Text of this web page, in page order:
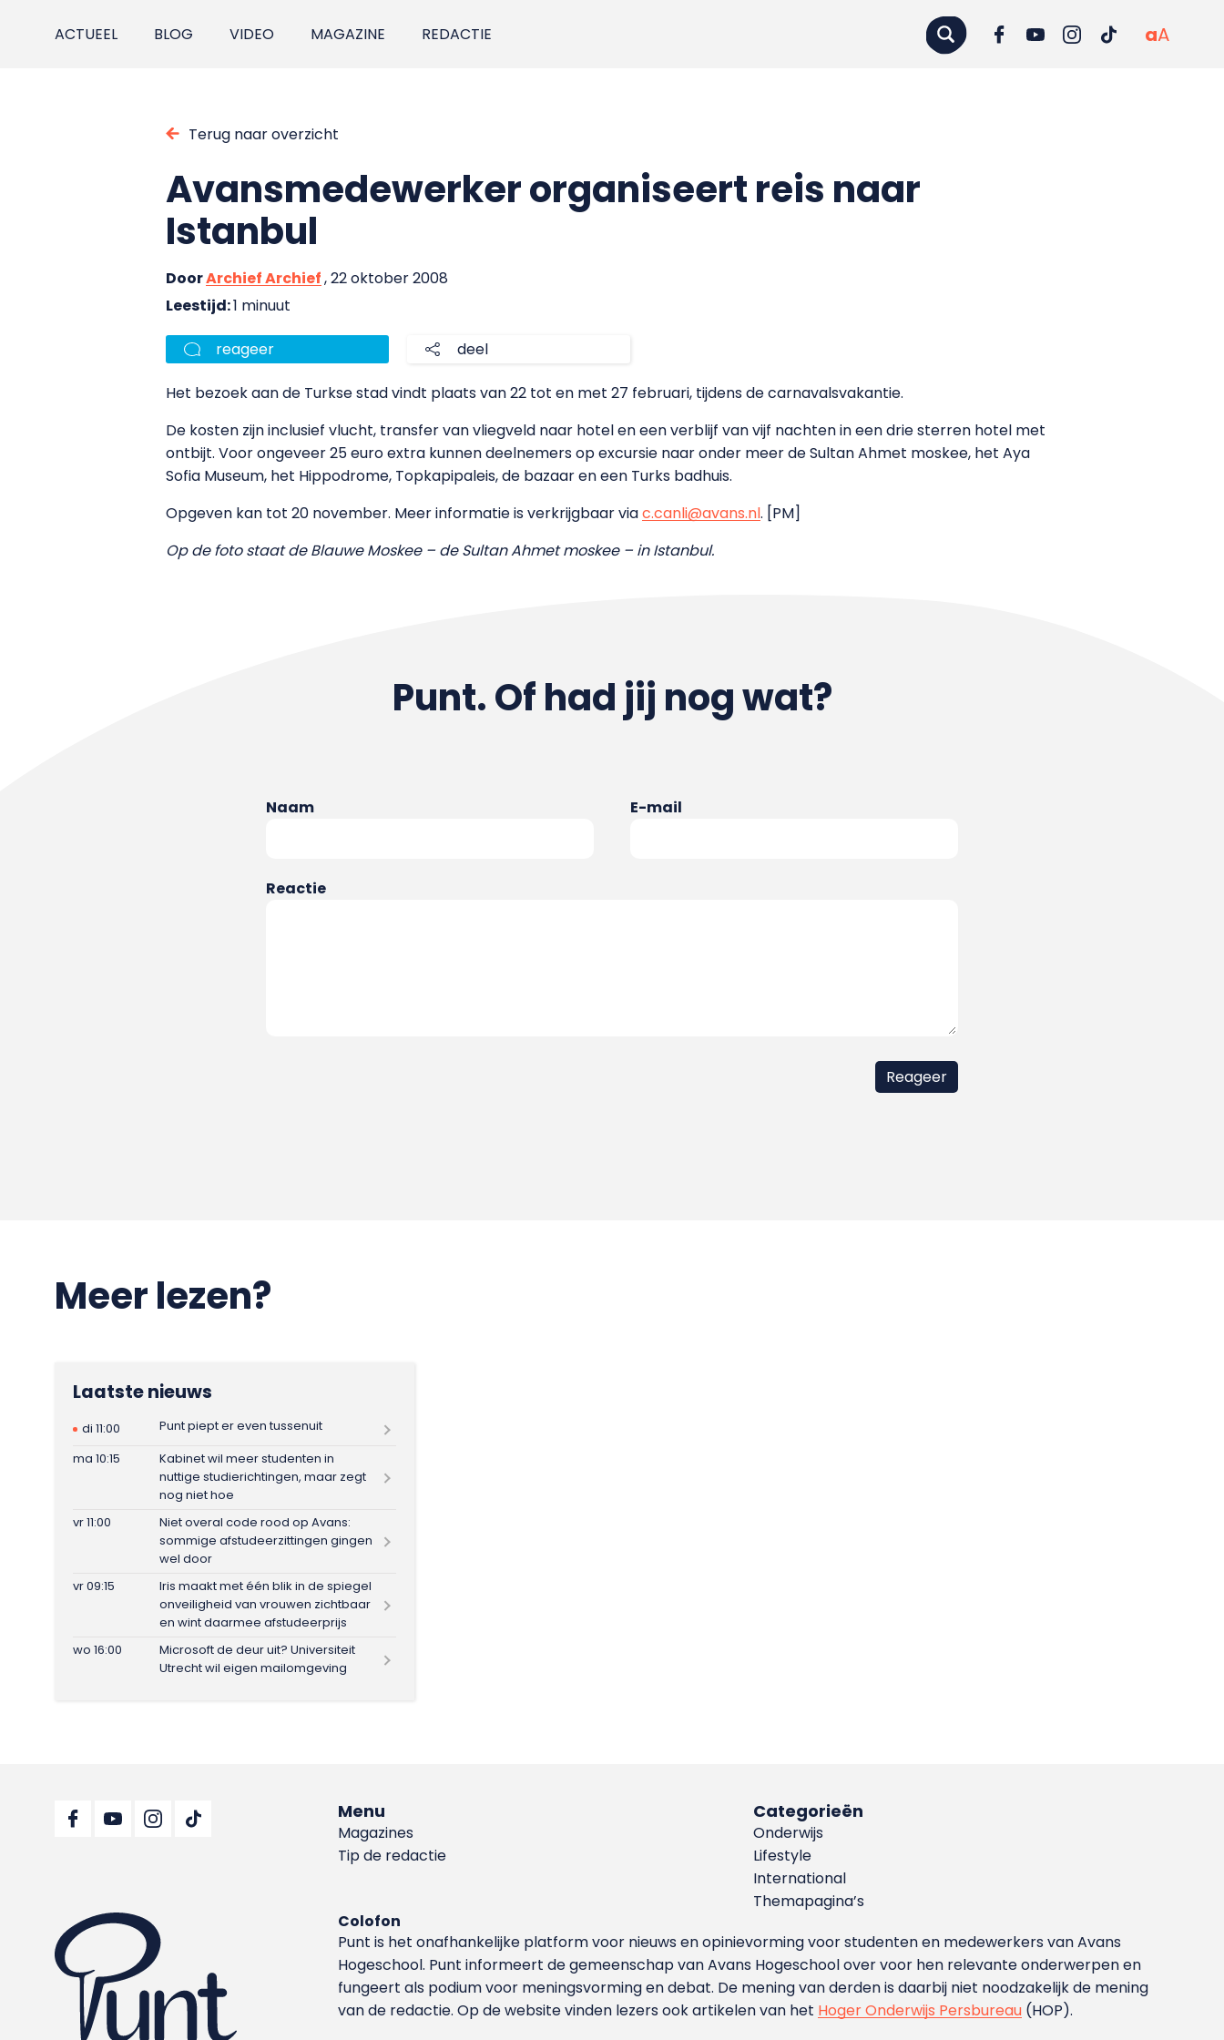
ACTUEEL BLOG VIDEO MAGAZINE REDACTIE aA
Terug naar overzicht
Avansmedewerker organiseert reis naar
Istanbul
DoorArchief Archief, 22 oktober 2008
Leestijd:1 minuut
reageer deel
Het bezoek aan de Turkse stad vindt plaats van 22 tot en met 27 februari, tijdens de carnavalsvakantie.
De kosten zijn inclusief vlucht, transfer van vliegveld naar hotel en een verblijf van vijf nachten in een drie sterren hotel met
ontbijt. Voor ongeveer 25 euro extra kunnen deelnemers op excursie naar onder meer de Sultan Ahmet moskee, het Aya
Sofia Museum, het Hippodrome, Topkapipaleis, de bazaar en een Turks badhuis.
Opgeven kan tot 20 november. Meer informatie is verkrijgbaar viac.canli@avans.nl. [PM]
Op de foto staat de Blauwe Moskee – de Sultan Ahmet moskee – in Istanbul.
Punt. Of had jij nog wat?
Naam E-mail
Reactie
Meer lezen?
Laatste nieuws
di 11:00
Punt piept er even tussenuit
ma 10:15
Kabinet wil meer studenten in
nuttige studierichtingen, maar zegt
nog niet hoe
vr 11:00
Niet overal code rood op Avans:
sommige afstudeerzittingen gingen
wel door
vr 09:15
Iris maakt met één blik in de spiegel
onveiligheid van vrouwen zichtbaar
en wint daarmee afstudeerprijs
wo 16:00
Microsoft de deur uit? Universiteit
Utrecht wil eigen mailomgeving
Menu
Magazines
Tip de redactie
Categorieën
Onderwijs
Lifestyle
International
Themapagina’s
Colofon
Punt is het onafhankelijke platform voor nieuws en opinievorming voor studenten en medewerkers van Avans
Hoge­school. Punt informeert de gemeenschap van Avans Hogeschool over voor hen relevante onderwerpen en
fungeert als podium voor meningsvorming en debat. De mening van derden is daarbij niet noodzakelijk de mening
van de redactie. Op de website vinden lezers ook artikelen van het Hoger Onderwijs Persbureau (HOP).